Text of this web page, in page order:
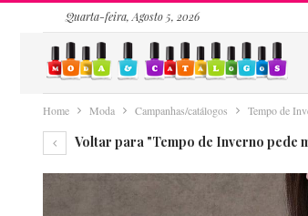
Quarta-feira, Agosto 5, 2026
Home Moda Campanhas/catálogos Tempo de
Voltar para "Tempo de Inverno pede